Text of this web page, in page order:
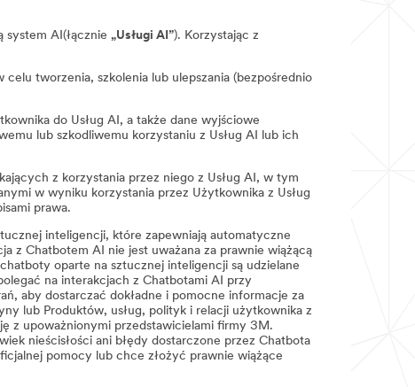
AI(łącznie „Usługi AI”). Korzystając z
tworzenia, szkolenia lub ulepszania (bezpośrednio
do Usług AI, a także dane wyjściowe
lub szkodliwemu korzystaniu z Usług AI lub ich
z korzystania przez niego z Usług AI, w tym
w wyniku korzystania przez Użytkownika z Usług
prawa.
inteligencji, które zapewniają automatyczne
z Chatbotem AI nie jest uważana za prawnie wiążącą
oparte na sztucznej inteligencji są udzielane
na interakcjach z Chatbotami AI przy
aby dostarczać dokładne i pomocne informacje za
lub Produktów, usług, polityk i relacji użytkownika z
z upoważnionymi przedstawicielami firmy 3M.
nieścisłości ani błędy dostarczone przez Chatbota
pomocy lub chce złożyć prawnie wiążące